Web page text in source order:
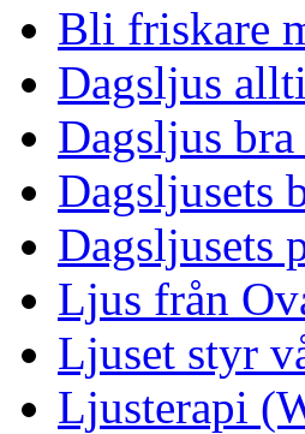
Bli friskare
Dagsljus
Dagsljus
Dagsljusets
Dagsljusets
Ljus från
Ljuset styr
Ljusterapi